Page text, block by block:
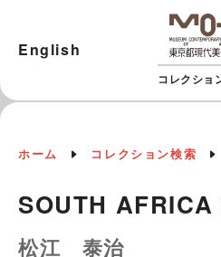
コレクショ
English
ホーム コレクション検索
SOUTH AFRICA
松江 泰治